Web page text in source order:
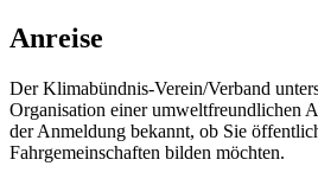
Anreise
Der Klimabündnis-Verein/Verband
Organisation einer umweltfreundlichen
der Anmeldung bekannt, ob Sie
Fahrgemeinschaften bilden möchten.